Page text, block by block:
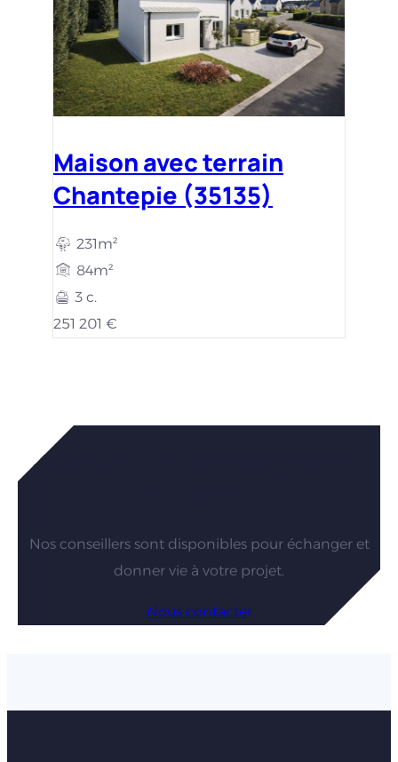
Maison avec terrain
Chantepie (35135)
231m²
84m²
3 c.
251 201 €
Vous êtes intéressés par nos
Nos conseillers sont disponibles pour échanger et
donner vie à votre projet.
Nous contacter